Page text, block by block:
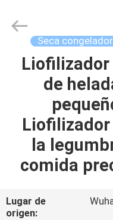
HOGAR
PRODUCTOS
VÍDEOS
SOBRE
NOSOTROS
frascos
Technology
Seca
Liofilizador
de
Liofilizador
la
comida
Lugar de
origen: